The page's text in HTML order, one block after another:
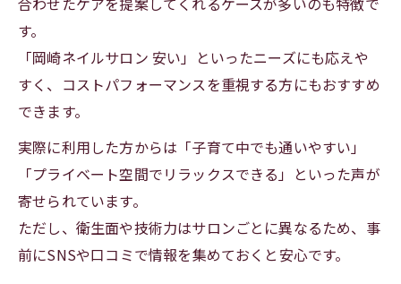
す。
「岡崎ネイルサロン 安い」といったニーズにも応えや
すく、コストパフォーマンスを重視する方にもおすすめ
できます。
実際に利用した方からは「子育て中でも通いやすい」
「プライベート空間でリラックスできる」といった声が
寄せられています。
ただし、衛生面や技術力はサロンごとに異なるため、事
前にSNSや口コミで情報を集めておくと安心です。